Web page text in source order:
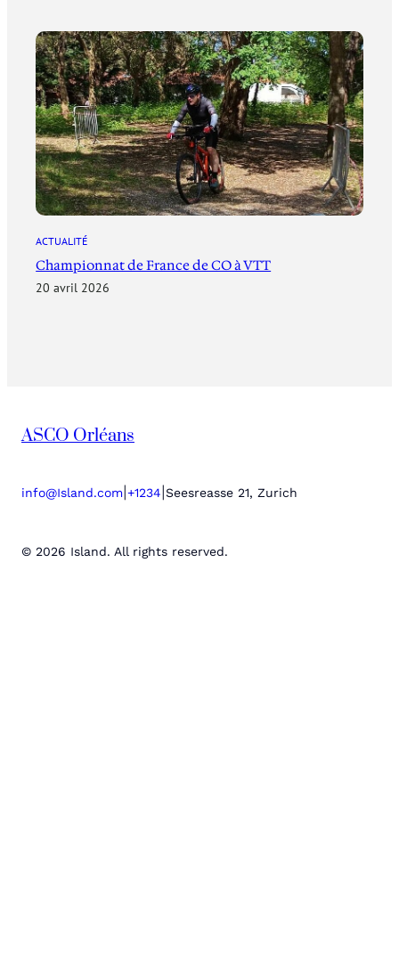
ACTUALITÉ
Championnat de France de CO à VTT
20 avril 2026
ASCO Orléans
info@Island.com +1234 Seesreasse 21, Zurich
© 2026 Island. All rights reserved.